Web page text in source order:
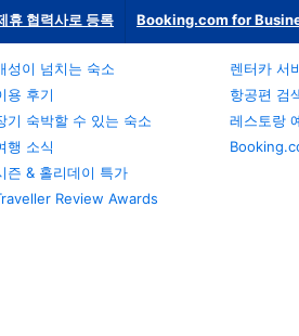
휴 협력사로 등록 Booking.com for
성이 넘치는 숙소
용 후기
기 숙박할 수 있는 숙소
행 소식
즌 & 홀리데이 특가
Review Awards
렌터카 서
항공편 검
레스토랑